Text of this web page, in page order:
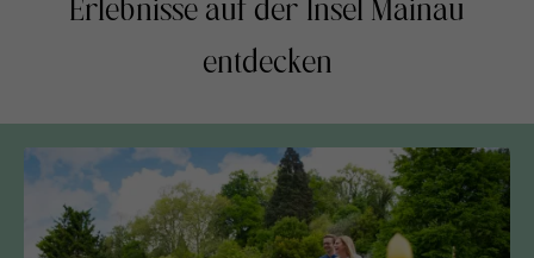
Erlebnisse auf der Insel Mainau
entdecken